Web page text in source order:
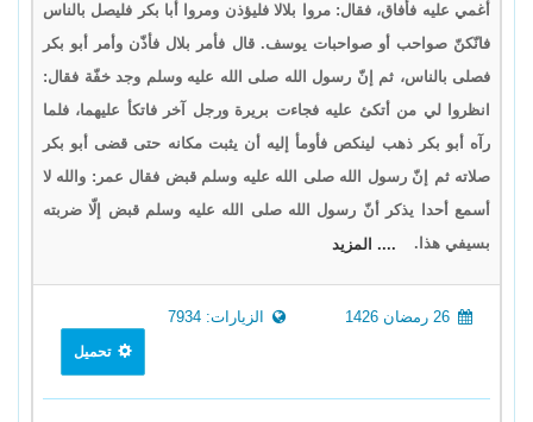
أغمي عليه فأفاق، فقال: مروا بلالا فليؤذن ومروا أبا بكر فليصل بالناس
فانّكنّ صواحب أو صواحبات يوسف. قال فأمر بلال فأذّن وأمر أبو بكر
فصلى بالناس، ثم إنّ رسول الله صلى الله عليه وسلم وجد خفّة فقال:
انظروا لي من أتكئ عليه فجاءت بريرة ورجل آخر فاتكأ عليهما، فلما
رآه أبو بكر ذهب لينكص فأومأ إليه أن يثبت مكانه حتى قضى أبو بكر
صلاته ثم إنّ رسول الله صلى الله عليه وسلم قبض فقال عمر: والله لا
أسمع أحدا يذكر أنّ رسول الله صلى الله عليه وسلم قبض إلّا ضربته
بسيفي هذا.
.... المزيد
الزيارات: 7934
تحميل